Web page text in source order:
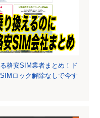
格安SIM業者まとめ！ド
ロック解除なしで今す